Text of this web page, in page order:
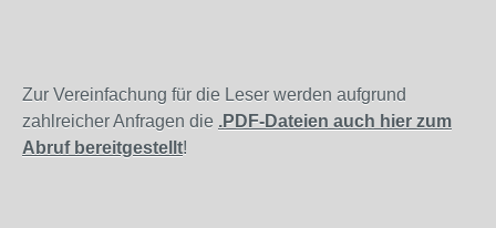
Zur Vereinfachung für die Leser werden aufgrund
zahlreicher Anfragen die .PDF-Dateien auch hier zum
Abruf bereitgestellt!